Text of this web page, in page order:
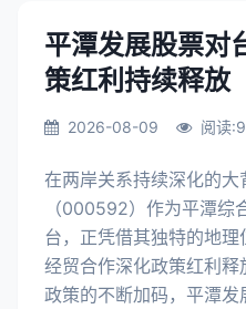
平潭发展股票对
策红利持续释放
2026-08-09 阅读
在两岸关系持续深化的
（000592）作为平潭综
台，正凭借其独特的地
经贸合作深化政策红利
政策的不断加码，平潭